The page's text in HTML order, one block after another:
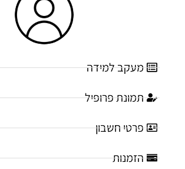
מעקב למידה
תמונת פרופיל
פרטי חשבון
הזמנות